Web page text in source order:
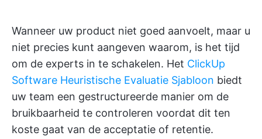
Wanneer uw product niet goed aanvoelt, maar u
niet precies kunt aangeven waarom, is het tijd
om de experts in te schakelen. Het ClickUp
Software Heuristische Evaluatie Sjabloon biedt
uw team een gestructureerde manier om de
bruikbaarheid te controleren voordat dit ten
koste gaat van de acceptatie of retentie.